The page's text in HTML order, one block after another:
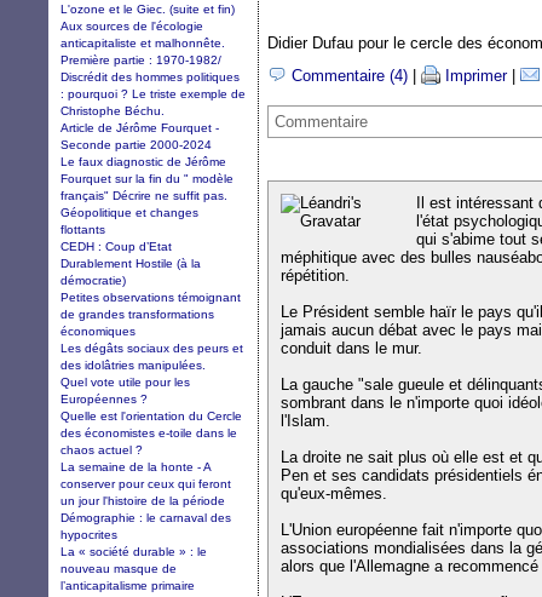
Didier Dufau pour le cercle des
Commentaire (4)
Imprimer|
Commentaire
Il est
l'état
qui s'abime tout
méphitique avec des bulles
répétition.
Le Président semble haïr le pays
jamais aucun débat avec le pays
conduit dans le mur.
La gauche "sale gueule et
sombrant dans le n'importe quoi
l'Islam.
La droite ne sait plus où elle est et
Pen et ses candidats présidentiels
qu'eux-mêmes.
L'Union européenne fait n'importe
associations mondialisées dans la
alors que l'Allemagne a
L'ozone et le Giec. (suite et fin)
Aux sources de l'écologie
anticapitaliste et malhonnête.
Première partie : 1970-1982/
Discrédit des hommes politiques
: pourquoi ? Le triste exemple de
Christophe Béchu.
Article de Jérôme Fourquet -
Seconde partie 2000-2024
Le faux diagnostic de Jérôme
Fourquet sur la fin du " modèle
français" Décrire ne suffit pas.
Géopolitique et changes
flottants
CEDH : Coup d’Etat
Durablement Hostile (à la
démocratie)
Petites observations témoignant
de grandes transformations
économiques
Les dégâts sociaux des peurs et
des idolâtries manipulées.
Quel vote utile pour les
Européennes ?
Quelle est l'orientation du Cercle
des économistes e-toile dans le
chaos actuel ?
La semaine de la honte - A
conserver pour ceux qui feront
un jour l'histoire de la période
Démographie : le carnaval des
hypocrites
La « société durable » : le
nouveau masque de
l’anticapitalisme primaire